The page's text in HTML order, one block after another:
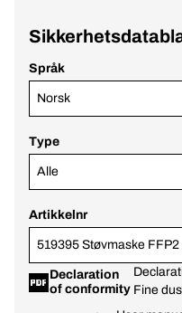
Språk
Norsk
Type
Alle
Artikkelnr
519395 Støvmaske FFP2
Declaration
of conformity Fine